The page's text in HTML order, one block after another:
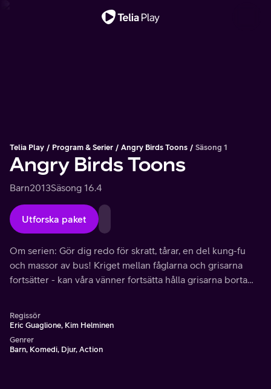
Telia Play Program & Serier Angry Birds Toons Säsong 1
Angry Birds Toons
Barn2013Säsong 16.4
Utforska paket
Om serien: Gör dig redo för skratt, tårar, en del kung-fu
och massor av bus! Kriget mellan fåglarna och grisarna
fortsätter - kan våra vänner fortsätta hålla grisarna borta
Regissör
Eric Guaglione, Kim Helminen
Genrer
Barn, Komedi, Djur, Action